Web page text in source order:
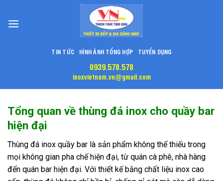
content
TIN TỨC HÌNH ẢNH TỔNG HỢP TUYỂN DỤNG
0939.578.578
inoxvietnam.vn@gmail.com
Tổng quan về thùng đá inox cho quầy bar
hiện đại
Thùng đá inox quầy bar là sản phẩm không thể thiếu trong
mọi không gian pha chế hiện đại, từ quán cà phê, nhà hàng
đến quán bar hiện đại. Với thiết kế bằng chất liệu inox cao